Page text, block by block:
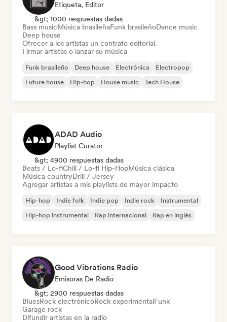
Etiqueta, Editor
&gt; 1000 respuestas dadas
Bass musicMúsica brasileñaFunk brasileñoDance music
Deep house
Ofrecer a los artistas un contrato editorial.
Firmar artistas o lanzar su música
Funk brasileño Deep house Electrónica
Electropop
Future house
Hip-hop House music Tech House
ADAD Audio
Playlist Curator
&gt; 4900 respuestas dadas
Beats / Lo-fiChill / Lo-fi Hip-HopMúsica clásica
Música countryDrill / Jersey
Agregar artistas a mis playlists de mayor impacto
Hip-hop Indie folk Indie pop Indie rock
Instrumental
Hip-hop instrumental
Rap internacional Rap en inglés
Good Vibrations Radio
Emisoras De Radio
&gt; 2900 respuestas dadas
BluesRock electrónicoRock experimentalFunk
Garage rock
Difundir artistas en la radio